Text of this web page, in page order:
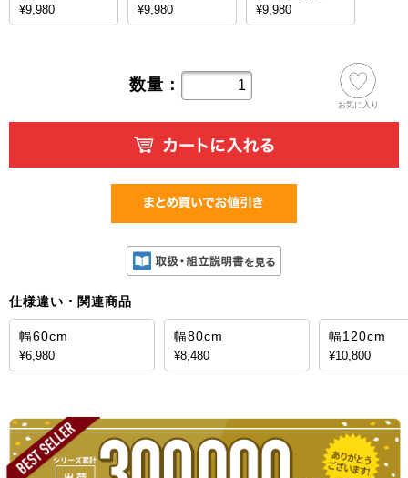
¥9,980 ¥9,980 ¥9,980
数量：
お気に入り
仕様違い・関連商品
幅60cm
¥6,980
幅80cm
¥8,480
幅120cm
¥10,800